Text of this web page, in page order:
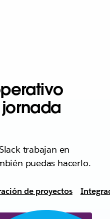
trabajan en
puedas hacerlo.
de proyectos